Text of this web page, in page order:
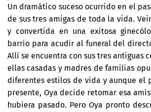
Un dramático suceso ocurrido en el
de sus tres amigas de toda la vida.
y convertida en una exitosa
barrio para acudir al funeral del
Allí se encuentra con sus tres antiguas
ellas casadas y madres de familias
diferentes estilos de vida y aunque el
presente, Oya decide retomar esa
hubiera pasado. Pero Oya pronto